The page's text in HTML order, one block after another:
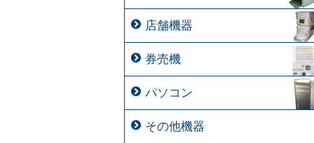
店舗機器
券売機
パソコン
その他機器